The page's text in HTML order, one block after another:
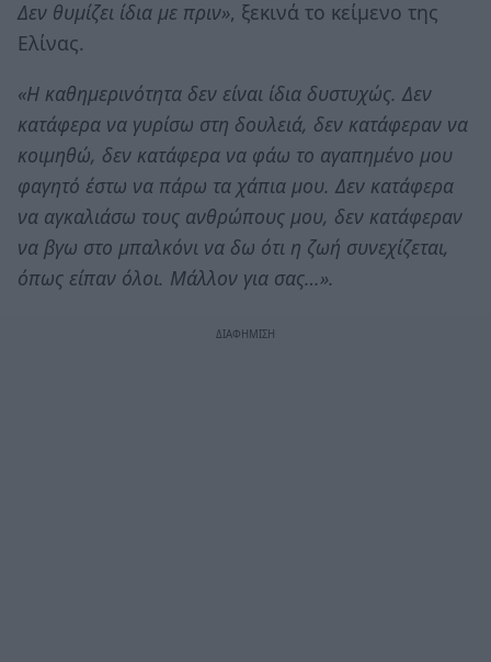
Δεν θυμίζει ίδια με πριν», ξεκινά το κείμενο της
Ελίνας.
«Η καθημερινότητα δεν είναι ίδια δυστυχώς. Δεν
κατάφερα να γυρίσω στη δουλειά, δεν κατάφεραν να
κοιμηθώ, δεν κατάφερα να φάω το αγαπημένο μου
φαγητό έστω να πάρω τα χάπια μου. Δεν κατάφερα
να αγκαλιάσω τους ανθρώπους μου, δεν κατάφεραν
να βγω στο μπαλκόνι να δω ότι η ζωή συνεχίζεται,
όπως είπαν όλοι. Μάλλον για σας…».